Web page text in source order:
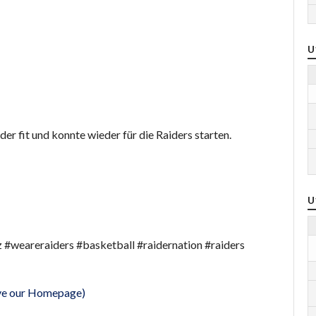
fit und konnte wieder für die Raiders starten.
#basketball #raidernation #raiders
our Homepage)